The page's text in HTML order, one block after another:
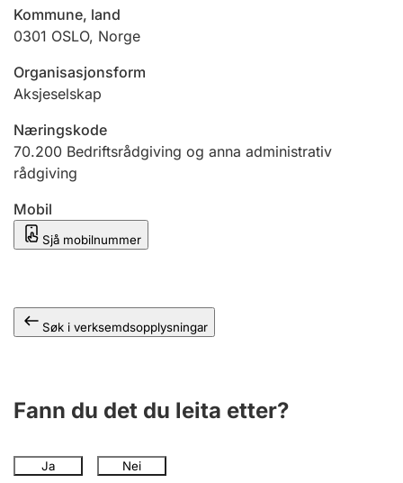
Ektepaktrettleiaren
Andre tema
Kommune, land
0301 OSLO, Norge
Organisasjonsform
Aksjeselskap
Næringskode
70.200 Bedriftsrådgiving og anna administrativ
rådgiving
Mobil
Sjå mobilnummer
Søk i verksemdsopplysningar
Fann du det du leita etter?
Ja Nei